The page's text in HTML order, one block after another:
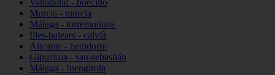
Valladolid - boecillo
Murcia - murcia
Málaga - torremolinos
Illes-balears - calvià
Alicante - benidorm
Gipuzkoa - san-sebastián
Málaga - fuengirola